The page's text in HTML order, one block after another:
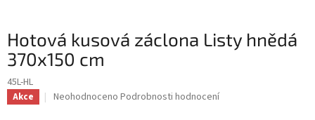
Hotová kusová záclona Listy hnědá
370x150 cm
45L-HL
Akce
Průměrné
Neohodnoceno Podrobnosti hodnocení